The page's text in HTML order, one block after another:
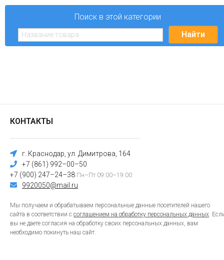
Поиск в этой категории
КОНТАКТЫ
г. Краснодар, ул. Димитрова, 164
+7 (861) 992–00–50
+7 (900) 247–24–38 Пн–Пт 09:00–19:00
9920050@mail.ru
Мы получаем и обрабатываем персональные данные посетителей нашего
сайта в соответствии с соглашением на обработку персональных данных.
вы не даете согласия на обработку своих персональных данных, вам
необходимо покинуть наш сайт.